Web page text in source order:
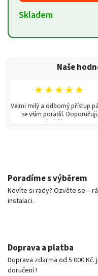
Skladem
Naše
★★★★★
Velmi milý a odborný přístup
se vším poradil. Doporučuji
každému!
Poradíme s výběrem
Nevíte si rady? Ozvěte se –
instalaci.
Doprava a platba
Doprava zdarma od 5 000
doručení !